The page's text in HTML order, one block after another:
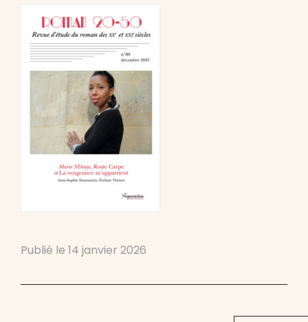
Publié le 14 janvier 2026